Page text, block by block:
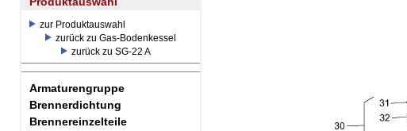
zur Produktauswahl
zurück zu Gas-Bodenkessel
zurück zu SG-22 A
Armaturengruppe
Brennerdichtung
Brennereinzelteile